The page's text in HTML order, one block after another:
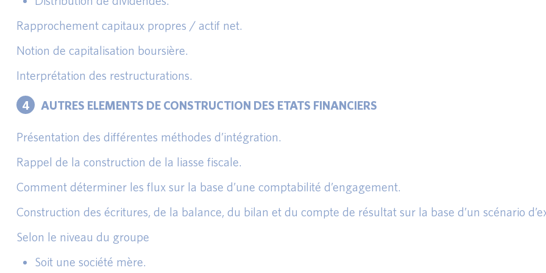
Rapprochement capitaux propres / actif net.
Notion de capitalisation boursière.
Interprétation des restructurations.
4 AUTRES ELEMENTS DE CONSTRUCTION DES ETATS FINANCIERS
Présentation des différentes méthodes d’intégration.
Rappel de la construction de la liasse fiscale.
Comment déterminer les flux sur la base d’une comptabilité d’engagement.
Construction des écritures, de la balance, du bilan et du compte de résultat sur la base d’un scénario
Selon le niveau du groupe
Soit une société mère.